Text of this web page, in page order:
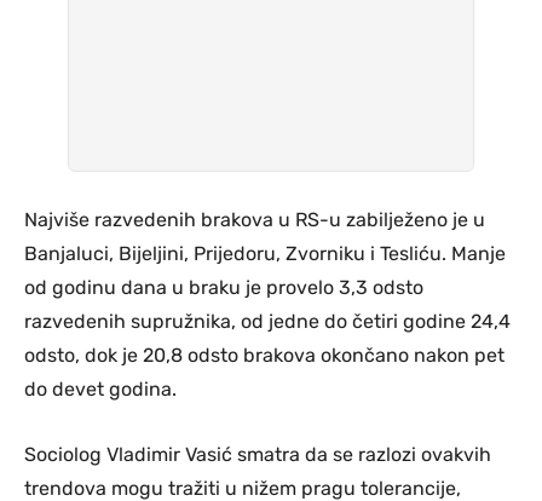
Najviše razvedenih brakova u RS-u zabilježeno je u
Banjaluci, Bijeljini, Prijedoru, Zvorniku i Tesliću. Manje
od godinu dana u braku je provelo 3,3 odsto
razvedenih supružnika, od jedne do četiri godine 24,4
odsto, dok je 20,8 odsto brakova okončano nakon pet
do devet godina.
Sociolog Vladimir Vasić smatra da se razlozi ovakvih
trendova mogu tražiti u nižem pragu tolerancije,